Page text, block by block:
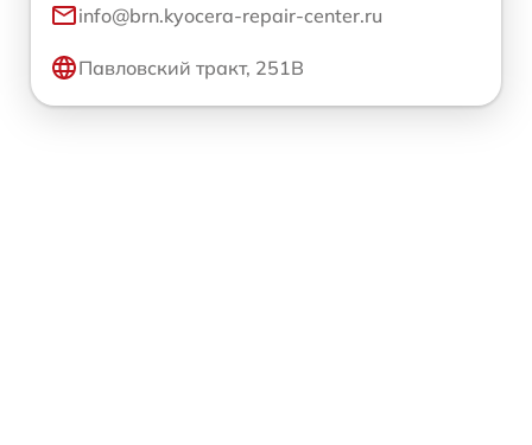
info@brn.kyocera-repair-center.ru
Павловский тракт, 251В